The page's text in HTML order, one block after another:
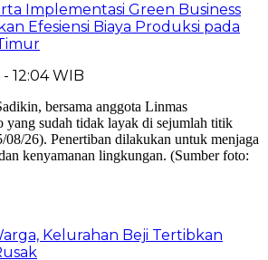
Implementasi Green Business
Efesiensi Biaya Produksi pada
12:04 WIB
Kelurahan Beji Tertibkan